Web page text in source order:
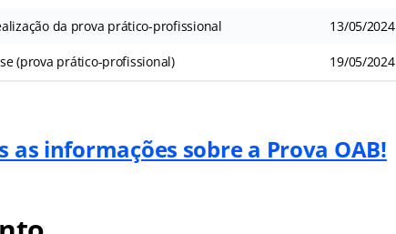
da prova prático-profissional 13/05/2024
(prova prático-profissional) 19/05/2024
as informações sobre a Prova OAB!